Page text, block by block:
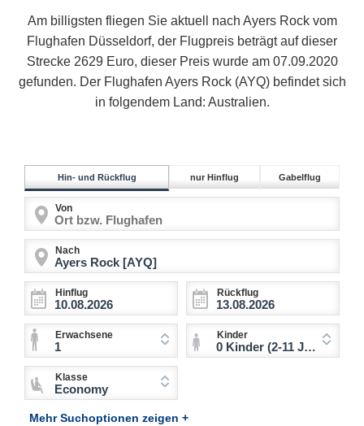
Am billigsten fliegen Sie aktuell nach Ayers Rock vom
Flughafen Düsseldorf, der Flugpreis beträgt auf dieser
Strecke 2629 Euro, dieser Preis wurde am 07.09.2020
gefunden. Der Flughafen Ayers Rock (AYQ) befindet sich
in folgendem Land: Australien.
Hin- und Rückflug nur Hinflug Gabelflug
Von
Nach
Hinflug Rückflug
Erwachsene
1
Kinder
0 Kinder (2-11 Jahre)
Klasse
Economy
Mehr Suchoptionen zeigen +